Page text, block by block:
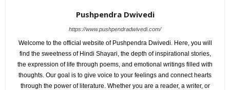
Pushpendra Dwivedi
https://www.pushpendradwivedi.com/
Welcome to the official website of Pushpendra Dwivedi. Here, you will
find the sweetness of Hindi Shayari, the depth of inspirational stories,
the expression of life through poems, and emotional writings filled with
thoughts. Our goal is to give voice to your feelings and connect hearts
through the power of literature. Whether you are a reader, a writer, or